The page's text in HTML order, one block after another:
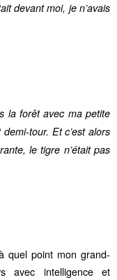
devant moi, je n’avais
la forêt avec ma petite
tour. Et c’est alors
le tigre n’était pas
quel point mon grand-
avec intelligence et